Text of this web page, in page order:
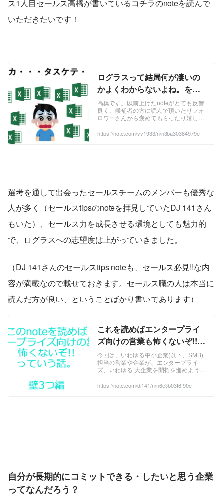
ス1人目セールス高橋が書いているコチラのnoteを読んで
いただきたいです！
ログラスって結局何が凄いの
かよくわからないよね。を解
決できるnoteがこれだ~Excel
経営管理は大変すぎる編~｜高
橋優斗｜note
高橋です。以前上げたnoteがとても反響
良く、候補者の方に読んで頂いたりフォ
ロワーさんから褒めてもらったり嬉しか
ーボードの上に指をそっと添えました。
https://note.com/yy1933/n/n3ba30384979e
選考を通して出会ったセールスチームのメンバーも優秀な
人が多く（セールスtipsのnoteを拝見していたDJ 141さん
もいた）、セールス力を成長させる環境としても魅力的
で、ログラスへの志望度は上がっていきました。
（DJ 141さんのセールスtips noteも、セールス必見!!な内
容が満載なので載せておきます。セールス職の人は本当に
読んだ方が良い、ということばかり書いてあります）
これを読めばエンタープライ
ズ向けの営業も怖くないぞ!!っ
ていう話。壁3つ編｜DJ141｜
note
今回は、いわゆる中小企業(以下、SMB)
担当の営業や企業が、エンタープライ
ズ、いわゆる 大企業を開拓を進めようと
く説明していこうと思います。 実はこの
https://note.com/dj141/n/n6e3b03f6f90e
自分が長期的にコミットできる・したいと思う企業
ってなんだろう？